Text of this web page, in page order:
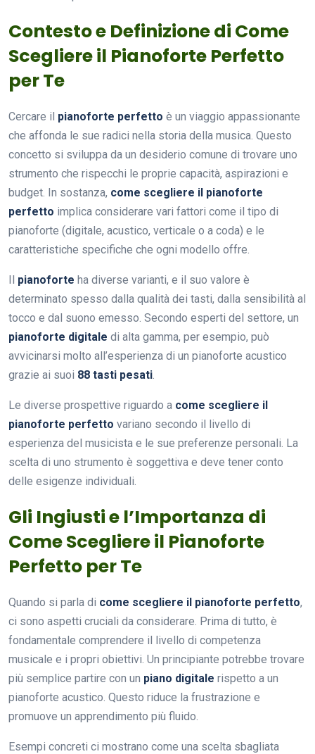
Contesto e Definizione di Come
Scegliere il Pianoforte Perfetto
per Te
Cercare il pianoforte perfetto è un viaggio appassionante
che affonda le sue radici nella storia della musica. Questo
concetto si sviluppa da un desiderio comune di trovare uno
strumento che rispecchi le proprie capacità, aspirazioni e
budget. In sostanza, come scegliere il pianoforte
perfetto implica considerare vari fattori come il tipo di
pianoforte (digitale, acustico, verticale o a coda) e le
caratteristiche specifiche che ogni modello offre.
Il pianoforte ha diverse varianti, e il suo valore è
determinato spesso dalla qualità dei tasti, dalla sensibilità al
tocco e dal suono emesso. Secondo esperti del settore, un
pianoforte digitale di alta gamma, per esempio, può
avvicinarsi molto all’esperienza di un pianoforte acustico
grazie ai suoi 88 tasti pesati.
Le diverse prospettive riguardo a come scegliere il
pianoforte perfetto variano secondo il livello di
esperienza del musicista e le sue preferenze personali. La
scelta di uno strumento è soggettiva e deve tener conto
delle esigenze individuali.
Gli Ingiusti e l’Importanza di
Come Scegliere il Pianoforte
Perfetto per Te
Quando si parla di come scegliere il pianoforte perfetto,
ci sono aspetti cruciali da considerare. Prima di tutto, è
fondamentale comprendere il livello di competenza
musicale e i propri obiettivi. Un principiante potrebbe trovare
più semplice partire con un piano digitale rispetto a un
pianoforte acustico. Questo riduce la frustrazione e
promuove un apprendimento più fluido.
Esempi concreti ci mostrano come una scelta sbagliata